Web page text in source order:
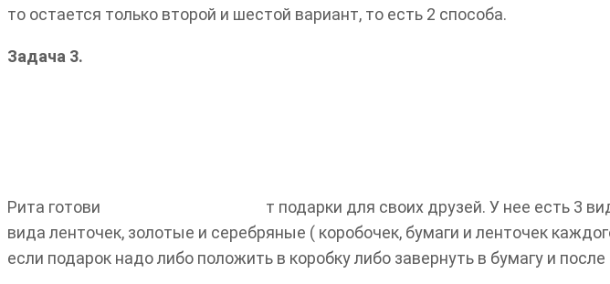
то остается только второй и шестой вариант, то есть 2 способа.
Задача 3.
Рита готови
т подарки для своих друзей. У нее есть 3
вида ленточек, золотые и серебряные ( коробочек, бумаги и ленточек
если подарок надо либо положить в коробку либо завернуть в бумагу и